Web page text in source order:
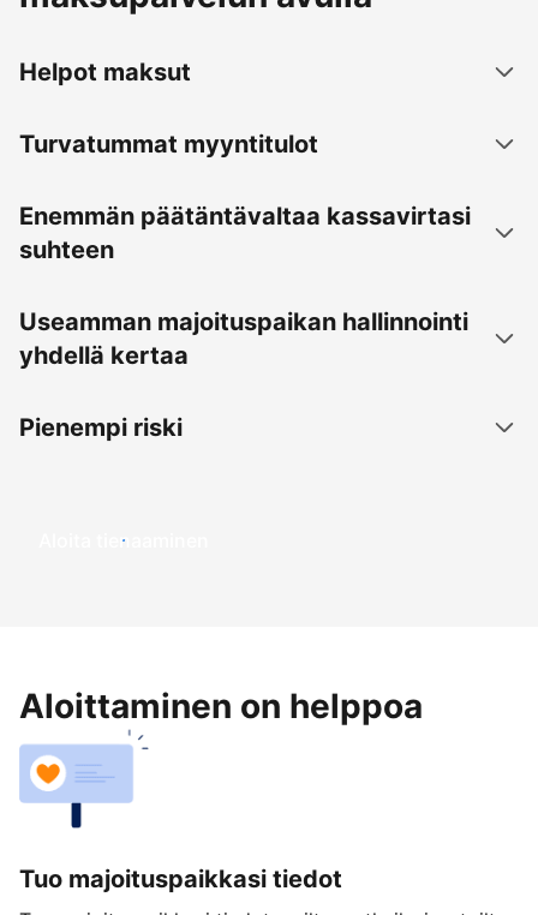
Helpot maksut
Turvatummat myyntitulot
Enemmän päätäntävaltaa kassavirtasi
suhteen
Useamman majoituspaikan hallinnointi
yhdellä kertaa
Pienempi riski
Aloita tienaaminen
Aloittaminen on helppoa
Tuo majoituspaikkasi tiedot